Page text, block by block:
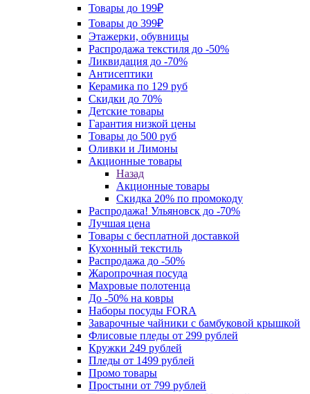
Товары до 199₽
Товары до 399₽
Этажерки, обувницы
Распродажа текстиля до -50%
Ликвидация до -70%
Антисептики
Керамика по 129 руб
Скидки до 70%
Детские товары
Гарантия низкой цены
Товары до 500 руб
Оливки и Лимоны
Акционные товары
Назад
Акционные товары
Скидка 20% по промокоду
Распродажа! Ульяновск до -70%
Лучшая цена
Товары с бесплатной доставкой
Кухонный текстиль
Распродажа до -50%
Жаропрочная посуда
Махровые полотенца
До -50% на ковры
Наборы посуды FORA
Заварочные чайники с бамбуковой крышкой
Флисовые пледы от 299 рублей
Кружки 249 рублей
Пледы от 1499 рублей
Промо товары
Простыни от 799 рублей